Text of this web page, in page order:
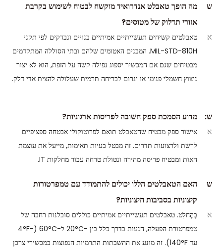
ש
מה הופך טאבלט אנדרואיד מוקשח לבטוח לשימוש בקרבת
אזורי תדלוק של מטוסים?
א
טאבלטים קשיחים תעשייתיים אמיתיים בנויים ונבדקים לפי תקני
MIL-STD-810H. המבנים האטומים שלהם ובתי הסוללה המתקדמים
מבטיחים שגם אם המכשיר יספוג נפילה קשה על הזפת, הוא לא יצור
ניצוץ חשמלי פנימי או יגרום לבריחה תרמית שעלולה להצית אדי דלק.
ש:
מדוע הסמכת ספק חשובה לפריסות ארגוניות?
א
אישור ספק מבטיח שהטאבלט תואם לפרוטוקולי אבטחה ספציפיים
לרשת ולרצועות תדרים. זה מבטל בעיות תאימות, מייעל את עוצמת
האות ומבטיח פריסה מהירה ונטולת טרחה עבור מחלקות IT.
ש
האם הטאבלטים הללו יכולים להתמודד עם טמפרטורות
קיצוניות בסביבות חיצוניות?
א
בְּהֶחלֵט. טאבלטים תעשייתיים אמיתיים כוללים סובלנות רחבה של
טמפרטורת הפעלה, הנעות בדרך כלל בין -20°C ל-60°C (-4°F
עד 140°F). זה מונע את ההשבתות התרמיות הנפוצות במכשירי צרכן